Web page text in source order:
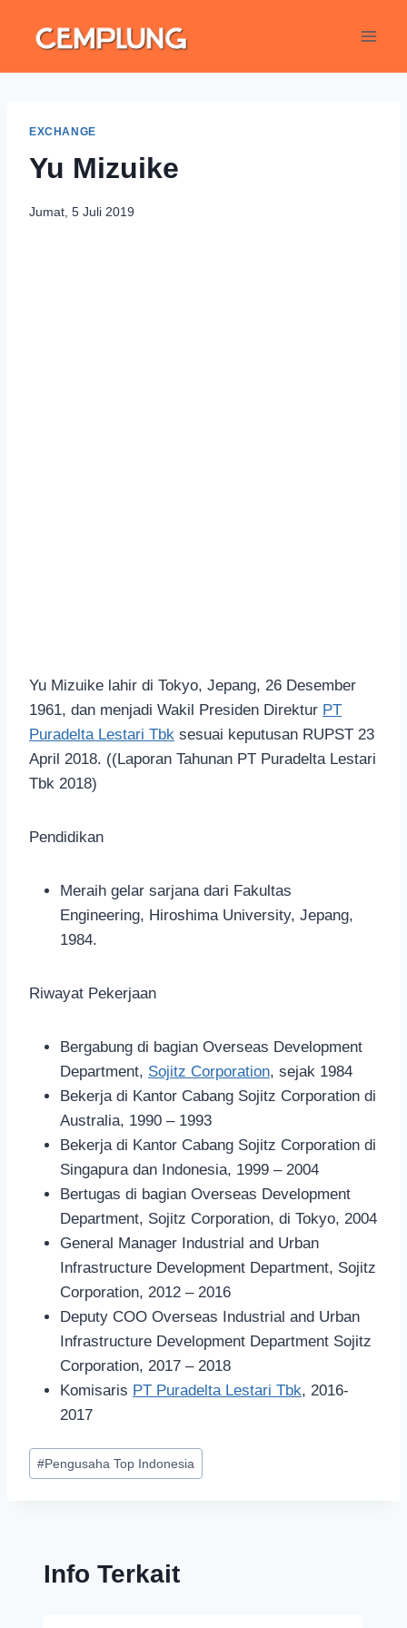
EXCHANGE
Yu Mizuike
Jumat, 5 Juli 2019
Yu Mizuike lahir di Tokyo, Jepang, 26 Desember
1961, dan menjadi Wakil Presiden Direktur PT
Puradelta Lestari Tbk sesuai keputusan RUPST 23
April 2018. ((Laporan Tahunan PT Puradelta Lestari
Tbk 2018)
Pendidikan
Meraih gelar sarjana dari Fakultas
Engineering, Hiroshima University, Jepang,
1984.
Riwayat Pekerjaan
Bergabung di bagian Overseas Development
Department, Sojitz Corporation, sejak 1984
Bekerja di Kantor Cabang Sojitz Corporation di
Australia, 1990 – 1993
Bekerja di Kantor Cabang Sojitz Corporation di
Singapura dan Indonesia, 1999 – 2004
Bertugas di bagian Overseas Development
Department, Sojitz Corporation, di Tokyo, 2004
General Manager Industrial and Urban
Infrastructure Development Department, Sojitz
Corporation, 2012 – 2016
Deputy COO Overseas Industrial and Urban
Infrastructure Development Department Sojitz
Corporation, 2017 – 2018
Komisaris PT Puradelta Lestari Tbk, 2016-
2017
#Pengusaha Top Indonesia
Info Terkait